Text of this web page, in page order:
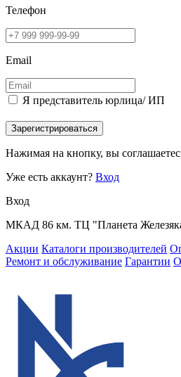
Телефон
Email
Я представитель юрлица/ ИП
Зарегистрироваться
Нажимая на кнопку, вы
Уже есть аккаунт? Вход
Вход
МКАД 86 км. ТЦ "Планета
Акции Каталоги производителей
Ремонт и обслуживание Гарантии